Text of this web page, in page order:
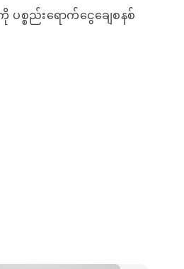
စ္စည်းရောက်ငွေချေစနစ်